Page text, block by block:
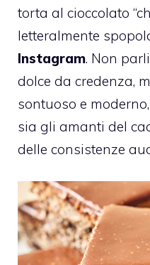
torta al cioccolato
letteralmente
Instagram. Non
dolce da credenza,
sontuoso e
sia gli amanti del
delle consistenze